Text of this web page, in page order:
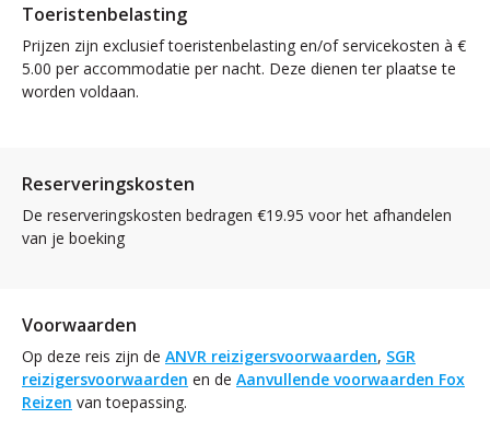
Toeristenbelasting
Prijzen zijn exclusief toeristenbelasting en/of servicekosten à €
5.00 per accommodatie per nacht. Deze dienen ter plaatse te
worden voldaan.
Reserveringskosten
De reserveringskosten bedragen €19.95 voor het afhandelen
van je boeking
Voorwaarden
Op deze reis zijn de ANVR reizigersvoorwaarden, SGR
reizigersvoorwaarden en de Aanvullende voorwaarden Fox
Reizen van toepassing.